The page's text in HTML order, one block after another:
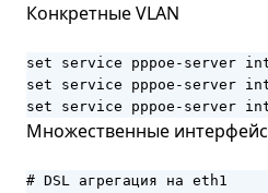
Конкретные VLAN
set service pppoe-server
set service pppoe-server
set service pppoe-server
Множественные
# DSL агрегация на eth1